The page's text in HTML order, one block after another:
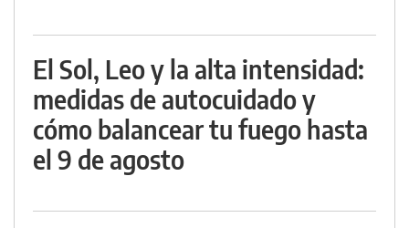
El Sol, Leo y la alta intensidad:
medidas de autocuidado y
cómo balancear tu fuego hasta
el 9 de agosto